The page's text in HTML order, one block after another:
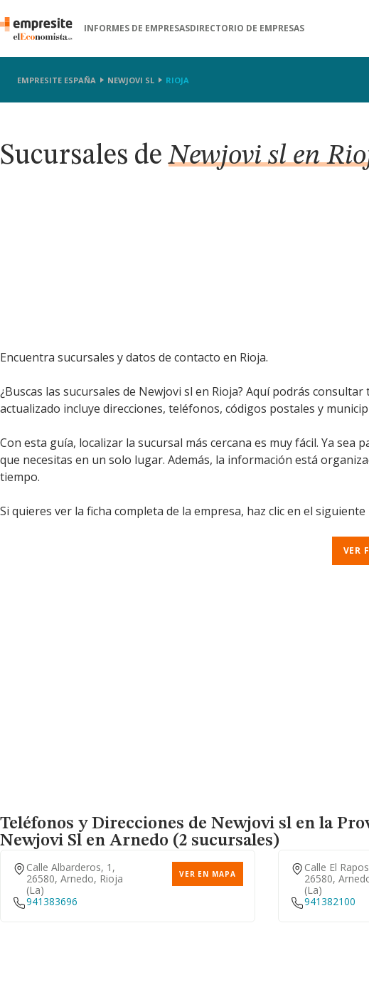
INFORMES DE EMPRESASDIRECTORIO DE EMPRESAS
EMPRESITE ESPAÑA NEWJOVI SL RIOJA
Sucursales deNewjovi sl en
Encuentra sucursales y datos de contacto en Rioja.
¿Buscas las sucursales de Newjovi sl en Rioja? Aquí podrás
actualizado incluye direcciones, teléfonos, códigos postales y
Con esta guía, localizar la sucursal más cercana es muy fácil. Ya
que necesitas en un solo lugar. Además, la información está
tiempo.
Si quieres ver la ficha completa de la empresa, haz clic en el
VER
Teléfonos y Direcciones de Newjovi sl en la
Newjovi Sl en Arnedo (2 sucursales)
Calle Albarderos, 1,
26580, Arnedo, Rioja
(la)
VER EN MAPA
941383696
Calle El
26580,
(la)
941382100